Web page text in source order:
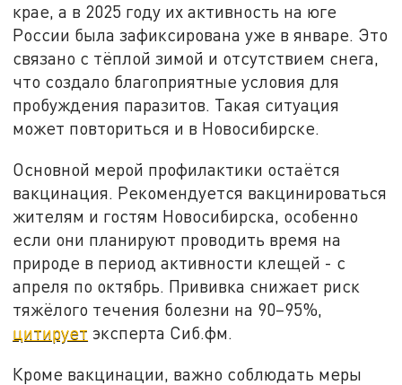
крае, а в 2025 году их активность на юге
России была зафиксирована уже в январе. Это
связано с тёплой зимой и отсутствием снега,
что создало благоприятные условия для
пробуждения паразитов. Такая ситуация
может повториться и в Новосибирске.
Основной мерой профилактики остаётся
вакцинация. Рекомендуется вакцинироваться
жителям и гостям Новосибирска, особенно
если они планируют проводить время на
природе в период активности клещей - с
апреля по октябрь. Прививка снижает риск
тяжёлого течения болезни на 90–95%,
цитирует эксперта Сиб.фм.
Кроме вакцинации, важно соблюдать меры